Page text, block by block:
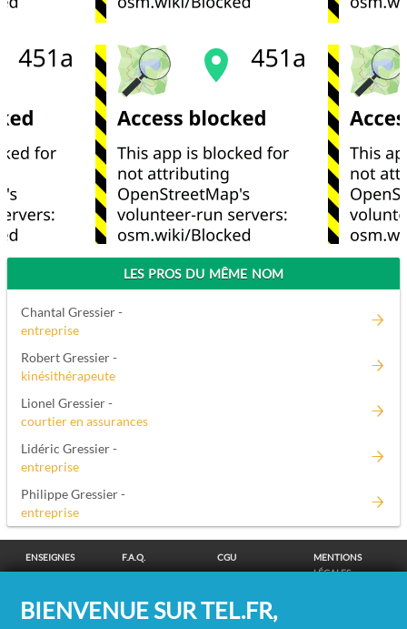
LES PROS DU MÊME NOM
Chantal Gressier -
entreprise
Robert Gressier -
kinésithérapeute
Lionel Gressier -
courtier en assurances
Lidéric Gressier -
entreprise
Philippe Gressier -
entreprise
ENSEIGNES F.A.Q. CGU
MENTIONS
LÉGALES
CONFIDENTIALITÉ
COOKIES
CHOIX
COOKIES
BIENVENUE SUR TEL.FR,